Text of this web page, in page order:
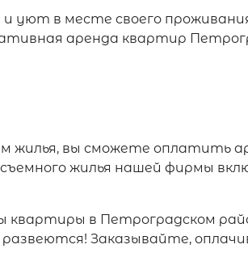
в месте своего
аренда квартир
жилья, вы сможете оплатить
жилья нашей фирмы
в Петроградском
Заказывайте,